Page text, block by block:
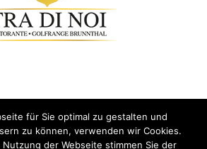
für Sie optimal zu gestalten und
zu können, verwenden wir Cookies.
der Webseite stimmen Sie der